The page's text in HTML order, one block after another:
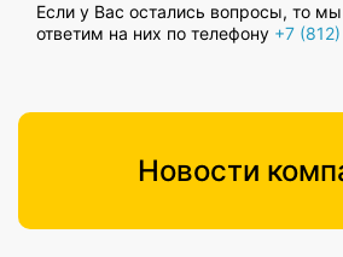
Если у Вас остались вопросы, то
ответим на них по телефону +7
Новости